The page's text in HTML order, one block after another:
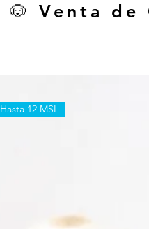
🐶 Venta de
Hasta 12 MSI